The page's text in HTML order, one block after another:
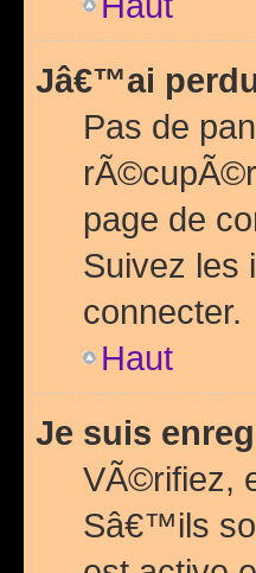
Jâ€™ai
Pas de
page de
Suivez les
connecter.
Haut
Je suis
VÃ©rifiez,
Sâ€™ils